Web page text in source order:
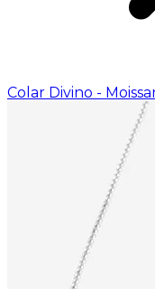
Colar Divino -